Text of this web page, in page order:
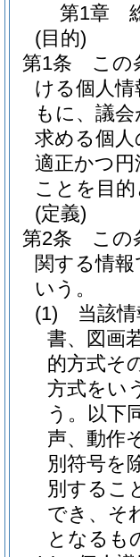
第1章
(目的)
第1条
この
ける個人
もに、議
求める個
適正かつ
ことを目
(定義)
第2条
この
関する情
いう。
(1)
当該
書、図画
的方式そ
方式をい
う。以下
声、動作
別符号を
別するこ
でき、そ
となるも